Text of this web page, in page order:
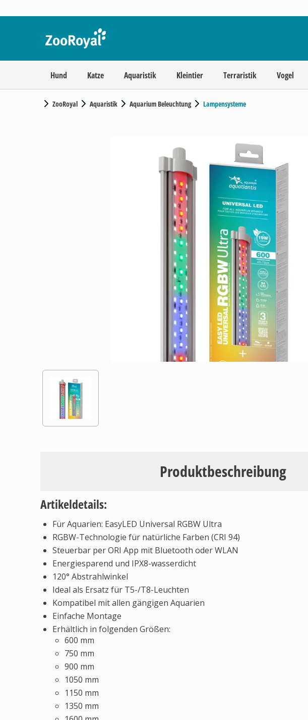
Hund Katze Aquaristik Kleintier Terraristik Vogel
ZooRoyal Aquaristik Aquarium Beleuchtung Lampensysteme
Produktbeschreibung
Artikeldetails:
Für Aquarien: EasyLED Universal RGBW Ultra
RGBW-Technologie für natürliche Farben (CRI 94)
Steuerbar per ORI App mit Bluetooth oder WLAN
Energiesparend und IPX8-wasserdicht
120° Abstrahlwinkel
Ideal als Ersatz für T5-/T8-Leuchten
Kompatibel mit allen gängigen Aquarien
Einfache Montage
Erhältlich in folgenden Größen:
600 mm
750 mm
900 mm
1050 mm
1150 mm
1350 mm